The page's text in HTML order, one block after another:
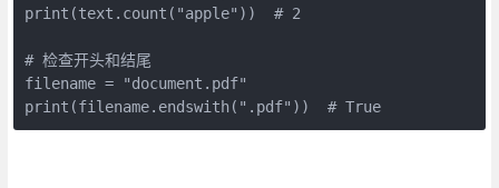
print(text.count("apple"))  # 2
# 检查开头和结尾
filename = "document.pdf"
print(filename.endswith(".pdf"))  # True